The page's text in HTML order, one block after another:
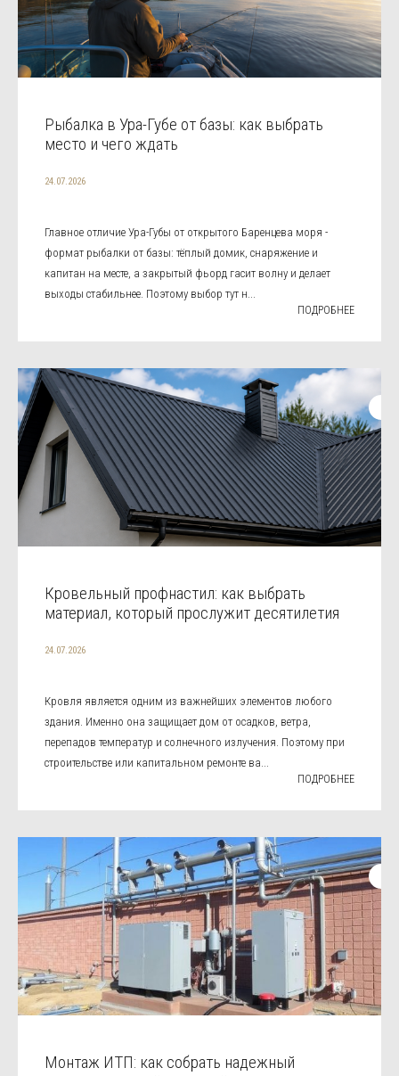
Рыбалка в Ура-Губе от базы: как выбрать
место и чего ждать
24.07.2026
Главное отличие Ура-Губы от открытого Баренцева моря -
формат рыбалки от базы: тёплый домик, снаряжение и
капитан на месте, а закрытый фьорд гасит волну и делает
выходы стабильнее. Поэтому выбор тут н...
ПОДРОБНЕЕ
Кровельный профнастил: как выбрать
материал, который прослужит десятилетия
24.07.2026
Кровля является одним из важнейших элементов любого
здания. Именно она защищает дом от осадков, ветра,
перепадов температур и солнечного излучения. Поэтому при
строительстве или капитальном ремонте ва...
ПОДРОБНЕЕ
Монтаж ИТП: как собрать надежный